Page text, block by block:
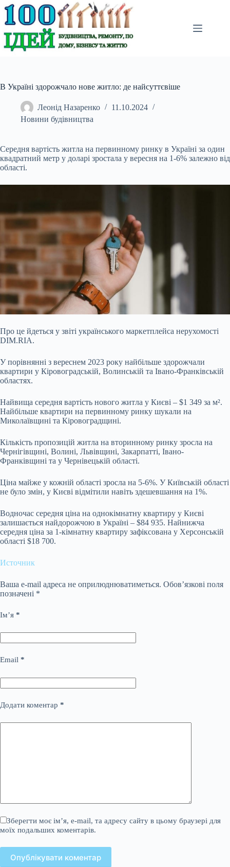
Перейти
до
вмісту
В Україні здорожчало нове житло: де найсуттєвіше
Леонід Назаренко
11.10.2024
Новини будівництва
Середня вартість житла на первинному ринку в Україні за один
квадратний метр у доларі зростала у вересня на 1-6% залежно від
області.
Про це йдеться у звіті українського маркетплейса нерухомості
DIM.RIA.
У порівнянні з вереснем 2023 року найбільше здорожчали
квартири у Кіровоградській, Волинській та Івано-Франківській
областях.
Найвища середня вартість нового житла у Києві – $1 349 за м².
Найбільше квартири на первинному ринку шукали на
Миколаївщині та Кіровоградщині.
Кількість пропозицій житла на вторинному ринку зросла на
Чернігівщині, Волині, Львівщині, Закарпатті, Івано-
Франківщині та у Чернівецькій області.
Ціна майже у кожній області зросла на 5-6%. У Київській області
не було змін, у Києві відмітили навіть здешевшання на 1%.
Водночас середня ціна на однокімнатну квартиру у Києві
залишається найдорожчою в Україні – $84 935. Найнижча
середня ціна за 1-кімнатну квартиру зафіксована у Херсонській
області $18 700.
Источник
Ваша e-mail адреса не оприлюднюватиметься. Обов’язкові поля
позначені *
Ім’я *
Email *
Додати коментар *
Зберегти моє ім’я, e-mail, та адресу сайту в цьому браузері для
моїх подальших коментарів.
Опублікувати коментар